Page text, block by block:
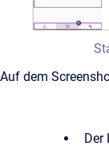
Auf dem
Der